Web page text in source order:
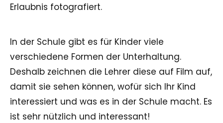
Erlaubnis fotografiert.
In der Schule gibt es für Kinder viele
verschiedene Formen der Unterhaltung.
Deshalb zeichnen die Lehrer diese auf Film auf,
damit sie sehen können, wofür sich Ihr Kind
interessiert und was es in der Schule macht. Es
ist sehr nützlich und interessant!